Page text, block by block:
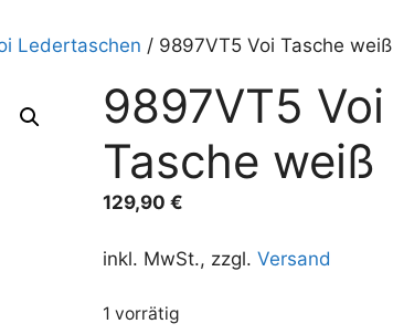
Ledertaschen / 9897VT5 Voi Tasche weiß
9897VT5 Voi
Tasche weiß
129,90€
inkl. MwSt., zzgl.Versand
1 vorrätig